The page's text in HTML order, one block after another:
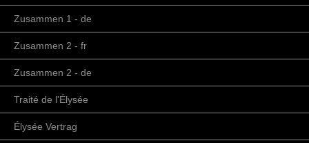
Zusammen 1 - de
Zusammen 2 - fr
Zusammen 2 - de
Traité de l'Élysée
Élysée Vertrag